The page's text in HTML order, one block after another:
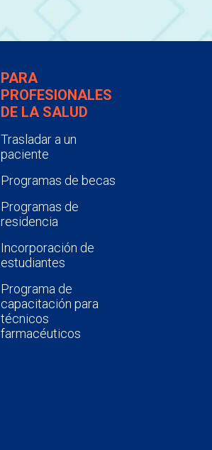
PARA
PROFESIONALES
DE LA SALUD
Trasladar a un
paciente
Programas de becas
Programas de
residencia
Incorporación de
estudiantes
Programa de
capacitación para
técnicos
farmacéuticos